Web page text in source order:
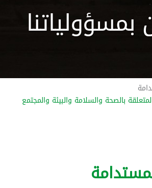
بمسؤولياتنا
بالصحة والسلامة والبيئة والمجتمع